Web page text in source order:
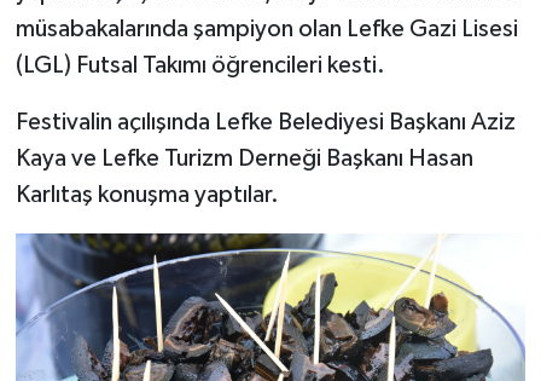
müsabakalarında şampiyon olan Lefke Gazi Lisesi
(LGL) Futsal Takımı öğrencileri kesti.
Festivalin açılışında Lefke Belediyesi Başkanı Aziz
Kaya ve Lefke Turizm Derneği Başkanı Hasan
Karlıtaş konuşma yaptılar.
TEKNOLOJİ
YAŞAM